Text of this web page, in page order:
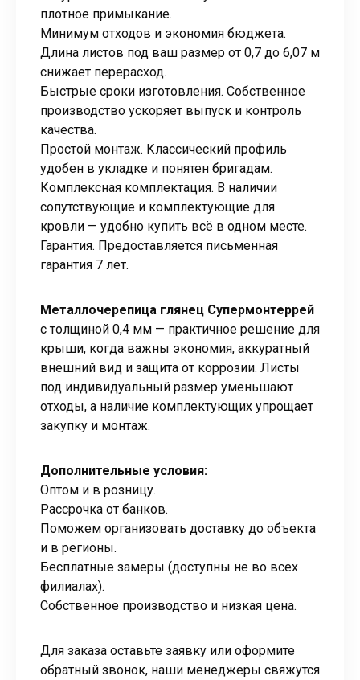
плотное примыкание.
Минимум отходов и экономия бюджета.
Длина листов под ваш размер от 0,7 до 6,07 м
снижает перерасход.
Быстрые сроки изготовления. Собственное
производство ускоряет выпуск и контроль
качества.
Простой монтаж. Классический профиль
удобен в укладке и понятен бригадам.
Комплексная комплектация. В наличии
сопутствующие и комплектующие для
кровли — удобно купить всё в одном месте.
Гарантия. Предоставляется письменная
гарантия 7 лет.
Металлочерепица глянец Супермонтеррей
с толщиной 0,4 мм — практичное решение для
крыши, когда важны экономия, аккуратный
внешний вид и защита от коррозии. Листы
под индивидуальный размер уменьшают
отходы, а наличие комплектующих упрощает
закупку и монтаж.
Дополнительные условия:
Оптом и в розницу.
Рассрочка от банков.
Поможем организовать доставку до объекта
и в регионы.
Бесплатные замеры (доступны не во всех
филиалах).
Собственное производство и низкая цена.
Для заказа оставьте заявку или оформите
обратный звонок, наши менеджеры свяжутся